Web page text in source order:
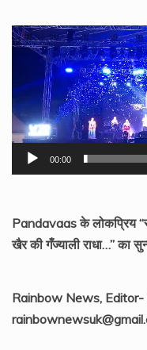
Video
Player
00:00
Pandavaas के लोकप्रिय
खैर की गँज्याली राधा…” का
Rainbow News,